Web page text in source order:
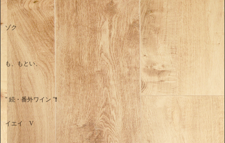
ゾク
も、もとい、
" 続・番外ワイン "❗️
イエイ V